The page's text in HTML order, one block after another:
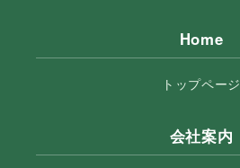
Home
トップページ
会社案内